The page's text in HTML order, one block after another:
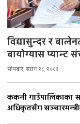
विद्यासुन्दर र
बायोग्यास प्यान्ट
सोमबार, साउन १८, २०८३
ककनी गाउँपालिकाका
अधिकृतसँग